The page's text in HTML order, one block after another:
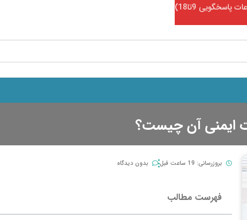
ایمنی آن چیست؟
بروزرسانی: 19 ساعت قبل بدون دیدگاه
فهرست مطالب